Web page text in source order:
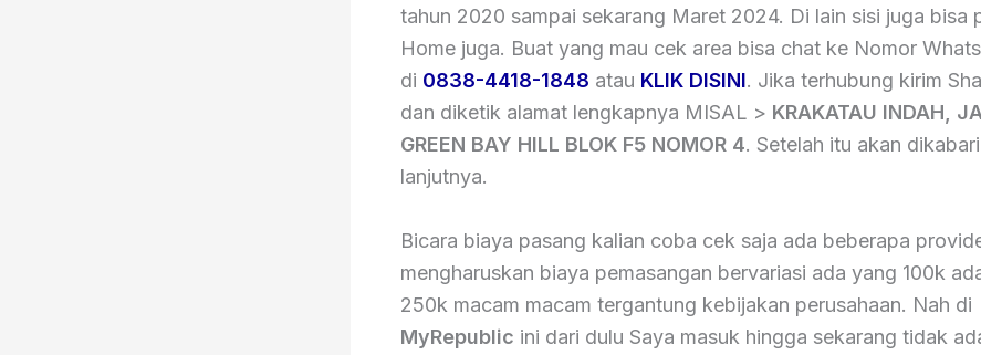
tahun 2020 sampai sekarang Maret 2024. Di lain sisi juga bisa
Home juga. Buat yang mau cek area bisa chat ke Nomor
di 0838-4418-1848 atau KLIK DISINI. Jika terhubung kirim
dan diketik alamat lengkapnya MISAL > KRAKATAU INDAH,
GREEN BAY HILL BLOK F5 NOMOR 4. Setelah itu akan
lanjutnya.
Bicara biaya pasang kalian coba cek saja ada beberapa
mengharuskan biaya pemasangan bervariasi ada yang 100k
250k macam macam tergantung kebijakan perusahaan. Nah di
MyRepublic ini dari dulu Saya masuk hingga sekarang tidak